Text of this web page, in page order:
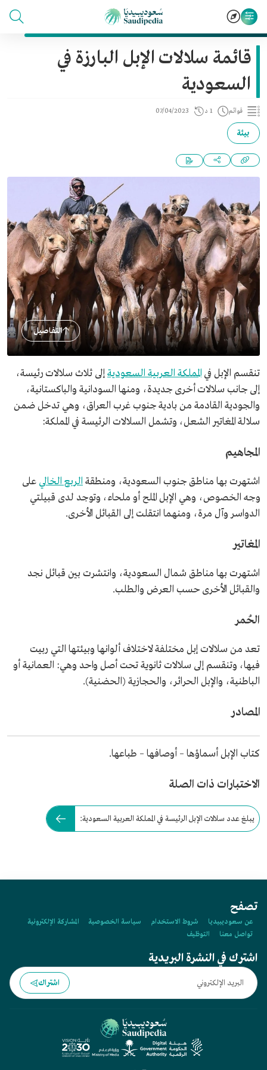
قائمة سلالات الإبل البارزة في
السعودية
قوائم 1 د 07/04/2023
بيئة
التفاصيل
تنقسم الإبل في المملكة العربية السعوديةإلى ثلاث سلالات رئيسة،
إلى جانب سلالات أخرى جديدة، ومنها السودانية والباكستانية،
والجودية القادمة من بادية جنوب غرب العراق، وهي تدخل ضمن
سلالة المغاتير الشعل، وتشمل السلالات الرئيسة في المملكة:
المجاهيم
اشتهرت بها مناطق جنوب السعودية، ومنطقة الربع الخالي على
وجه الخصوص، وهي الإبل الملح أو ملحاء، وتوجد لدى قبيلتي
الدواسر وآل مرة، ومنهما انتقلت إلى القبائل الأخرى.
المغاتير
اشتهرت بها مناطق شمال السعودية، وانتشرت بين قبائل نجد
والقبائل الأخرى حسب العرض والطلب.
الحُمر
تعد من سلالات إبل مختلفة لاختلاف ألوانها وبيئتها التي ربيت
فيها، وتنقسم إلى سلالات ثانوية تحت أصل واحد وهي: العمانية أو
الباطنية، والإبل الحرائر، والحجازية (الحضنية).
المصادر
كتاب الإبل أسماؤها – أوصافها – طباعها.
الاختبارات ذات الصلة
يبلغ عدد سلالات الإبل الرئيسة في المملكة العربية السعودية:
تصفح
عن سعوديبيديا شروط الاستخدام سياسة الخصوصية
المشاركة الإلكترونية
تواصل معنا
التوظيف
اشترك في النشرة البريدية
اشتراك